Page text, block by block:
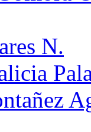
N.